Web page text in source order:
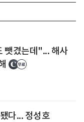
뺏겼는데"... 해사
다... 정성호